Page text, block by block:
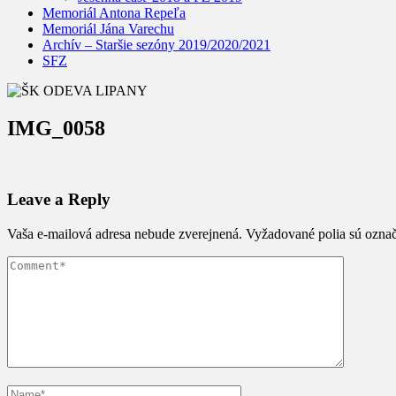
Memoriál Antona Repeľa
Memoriál Jána Varechu
Archív – Staršie sezóny 2019/2020/2021
SFZ
IMG_0058
Leave a Reply
Vaša e-mailová adresa nebude zverejnená. Vyžadované polia sú